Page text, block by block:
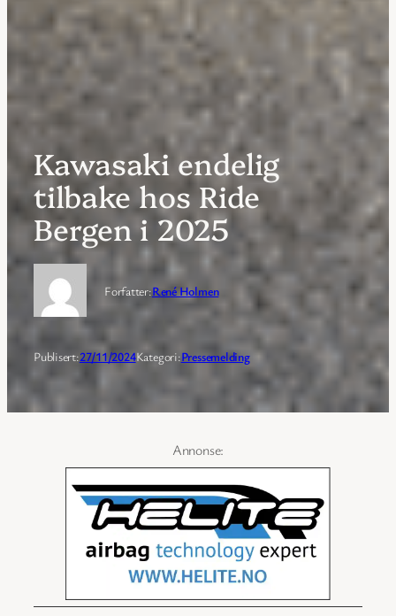
Kawasaki endelig
tilbake hos Ride
Bergen i 2025
Forfatter:René Holmen
Publisert:27/11/2024Kategori:Pressemelding